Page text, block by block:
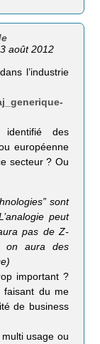
août 2012
l’industrie
des
européenne
secteur ? Ou
sont
peut
pas de Z-
on aura des
important ?
faisant du me
de business
multi usage ou